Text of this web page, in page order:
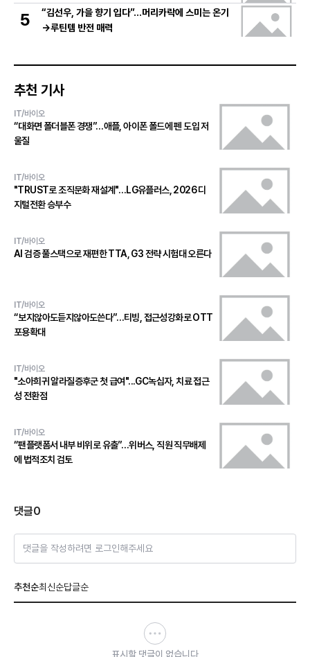
5
“김선우, 가을 향기 입다”…머리카락에 스미는 온기
→루틴템 반전 매력
추천 기사
IT/바이오
“대화면 폴더블폰 경쟁”…애플, 아이폰 폴드에 펜 도입 저
울질
IT/바이오
"TRUST로 조직문화 재설계"…LG유플러스, 2026 디
지털전환 승부수
IT/바이오
AI 검증 풀스택으로 재편한 TTA, G3 전략 시험대 오른다
IT/바이오
“보지않아도듣지않아도쓴다”…티빙, 접근성강화로 OTT
포용확대
IT/바이오
"소아희귀 알라질증후군 첫 급여"...GC녹십자, 치료 접근
성 전환점
IT/바이오
“팬플랫폼서 내부 비위로 유출”…위버스, 직원 직무배제
에 법적조치 검토
댓글0
댓글을 작성하려면 로그인해주세요
추천순최신순답글순
표시할 댓글이 없습니다